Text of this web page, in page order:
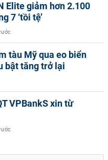
Elite giảm hơn 2.100
7 ‘tồi tệ’
tàu Mỹ qua eo biển
bật tăng trở lại
VPBankS xin từ